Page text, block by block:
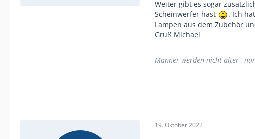
Weiter gibt es sogar
Scheinwerfer hast
. Ich
Lampen aus dem Zubehör
Gruß Michael
Männer werden nicht älter ,
19. Oktober 2022